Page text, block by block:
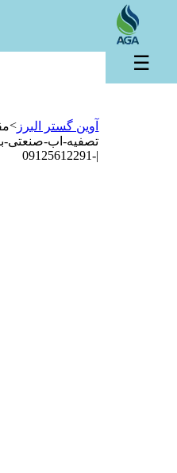
آوین گستر البرز >
تصفیه-اب-صنعتی-
|-09125612291
☰